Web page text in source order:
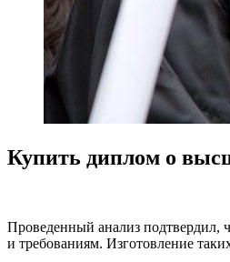
Купить диплом о
Проведенный анализ подтвердил,
и требованиям. Изготовление